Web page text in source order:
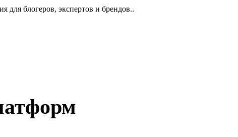
для блогеров, экспертов и брендов..